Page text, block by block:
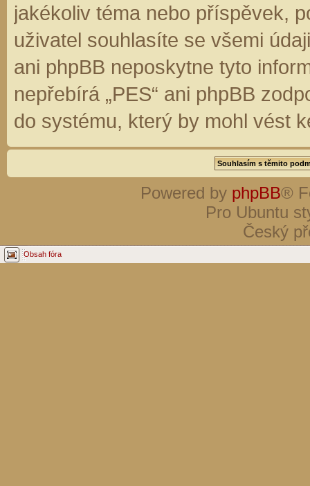
jakékoliv téma nebo příspěvek,
uživatel souhlasíte se všemi
ani phpBB neposkytne tyto
nepřebírá „PES“ ani phpBB
do systému, který by mohl vést
Powered by phpBB®
Pro Ubuntu
Český
Obsah fóra